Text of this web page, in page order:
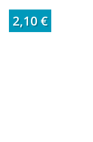
2,10 €